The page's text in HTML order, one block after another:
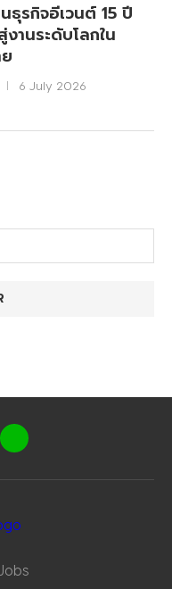
ธุรกิจอีเวนต์ 15 ปี
านระดับโลกใน
6 July 2026